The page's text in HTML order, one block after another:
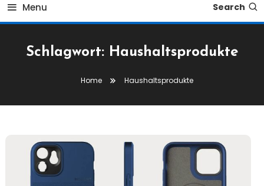
Menu Search
Schlagwort: Haushaltsprodukte
Home Haushaltsprodukte